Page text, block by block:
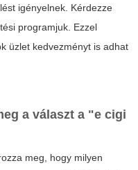
igényelnek. Kérdezze
programjuk. Ezzel
üzlet kedvezményt is adhat
a választ a "e cigi
meg, hogy milyen